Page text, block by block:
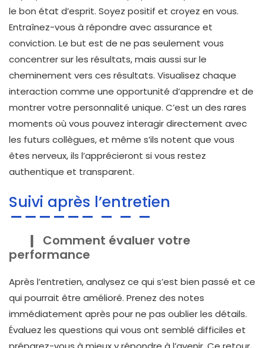
le bon état d’esprit. Soyez positif et croyez en vous.
Entraînez-vous à répondre avec assurance et
conviction. Le but est de ne pas seulement vous
concentrer sur les résultats, mais aussi sur le
cheminement vers ces résultats. Visualisez chaque
interaction comme une opportunité d’apprendre et de
montrer votre personnalité unique. C’est un des rares
moments où vous pouvez interagir directement avec
les futurs collègues, et même s’ils notent que vous
êtes nerveux, ils l’apprécieront si vous restez
authentique et transparent.
Suivi après l’entretien
Comment évaluer votre
performance
Après l’entretien, analysez ce qui s’est bien passé et ce
qui pourrait être amélioré. Prenez des notes
immédiatement après pour ne pas oublier les détails.
Évaluez les questions qui vous ont semblé difficiles et